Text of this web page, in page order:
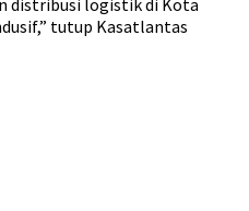
distribusi logistik di Kota
tutup Kasatlantas